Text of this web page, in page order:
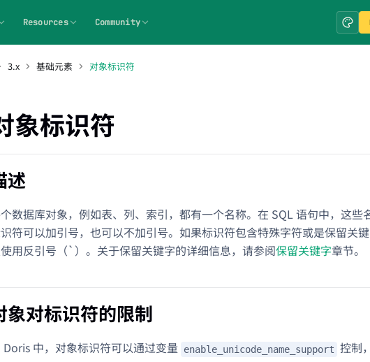
Resources Community
3.x 基础元素 对象标识符
象标识符
述
数据库对象，例如表、列、索引，都有一个名称。在 SQL 语句中，这些
符可以加引号，也可以不加引号。如果标识符包含特殊字符或是保留关
用反引号（`）。关于保留关键字的详细信息，请参阅保留关键字章节。
象对标识符的限制
Doris 中，对象标识符可以通过变量 enable_unicode_name_support 控制